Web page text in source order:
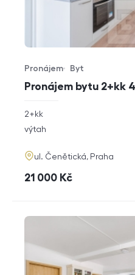
Pronájem bytu 2+kk
Typ nabídky
Pronájem
Typ nemovitosti
Byt
rozměry
2+kk
funkce
výtah
adresa
ul. Čenětická, Praha
cena
21 000 Kč